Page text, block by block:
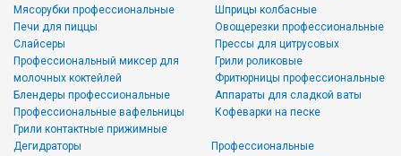
Мясорубки профессиональные
Печи для пиццы
Слайсеры
Шприцы колбасные
Овощерезки профессиональные
Прессы для цитрусовых
Профессиональный миксер для
молочных коктейлей
Блендеры профессиональные
Профессиональные вафельницы
Грили контактные прижимные
Грили роликовые
Фритюрницы профессиональные
Аппараты для сладкой ваты
Кофеварки на песке
Дегидраторы
Профессиональные